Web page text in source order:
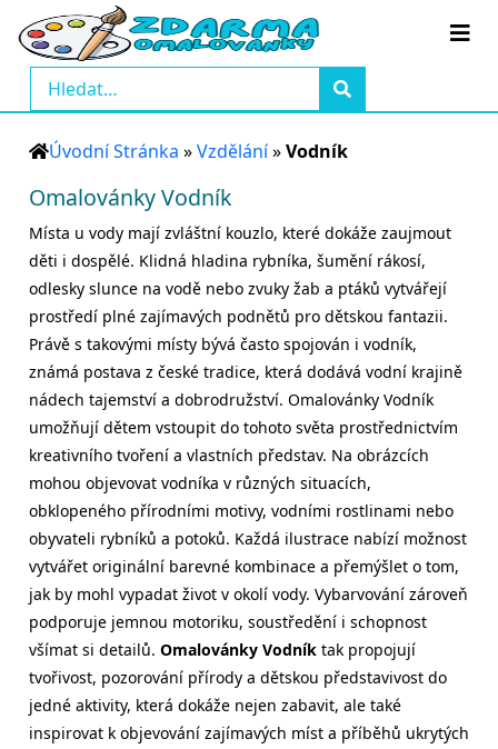
Úvodní Stránka »Vzdělání»Vodník
Omalovánky Vodník
Místa u vody mají zvláštní kouzlo, které dokáže zaujmout
děti i dospělé. Klidná hladina rybníka, šumění rákosí,
odlesky slunce na vodě nebo zvuky žab a ptáků vytvářejí
prostředí plné zajímavých podnětů pro dětskou fantazii.
Právě s takovými místy bývá často spojován i vodník,
známá postava z české tradice, která dodává vodní krajině
nádech tajemství a dobrodružství. Omalovánky Vodník
umožňují dětem vstoupit do tohoto světa prostřednictvím
kreativního tvoření a vlastních představ. Na obrázcích
mohou objevovat vodníka v různých situacích,
obklopeného přírodními motivy, vodními rostlinami nebo
obyvateli rybníků a potoků. Každá ilustrace nabízí možnost
vytvářet originální barevné kombinace a přemýšlet o tom,
jak by mohl vypadat život v okolí vody. Vybarvování zároveň
podporuje jemnou motoriku, soustředění i schopnost
všímat si detailů. Omalovánky Vodník tak propojují
tvořivost, pozorování přírody a dětskou představivost do
jedné aktivity, která dokáže nejen zabavit, ale také
inspirovat k objevování zajímavých míst a příběhů ukrytých